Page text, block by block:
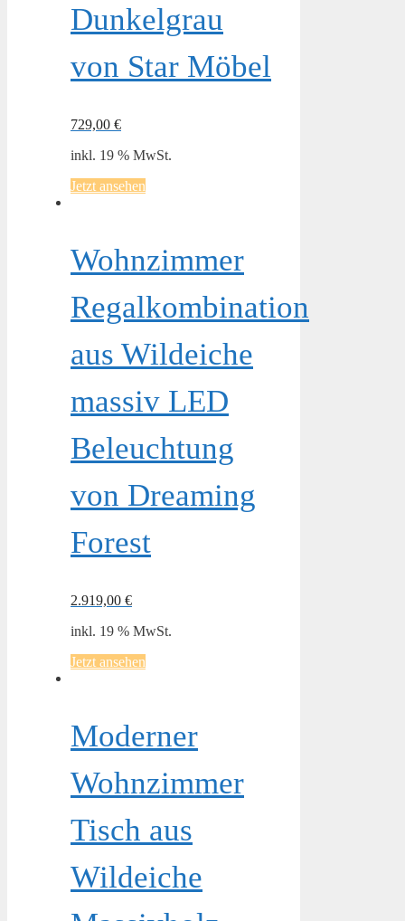
Dunkelgrau
von Star Möbel
729,00 €
inkl. 19 % MwSt.
Jetzt ansehen
Wohnzimmer
Regalkombination
aus Wildeiche
massiv LED
Beleuchtung
von Dreaming
Forest
2.919,00 €
inkl. 19 % MwSt.
Jetzt ansehen
Moderner
Wohnzimmer
Tisch aus
Wildeiche